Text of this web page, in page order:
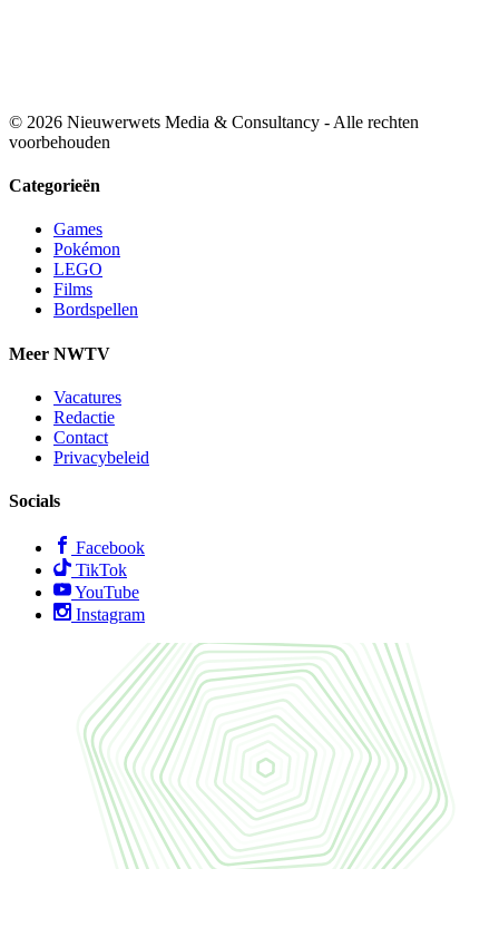
© 2026 Nieuwerwets Media & Consultancy - Alle rechten
voorbehouden
Categorieën
Games
Pokémon
LEGO
Films
Bordspellen
Meer NWTV
Vacatures
Redactie
Contact
Privacybeleid
Socials
Facebook
TikTok
YouTube
Instagram